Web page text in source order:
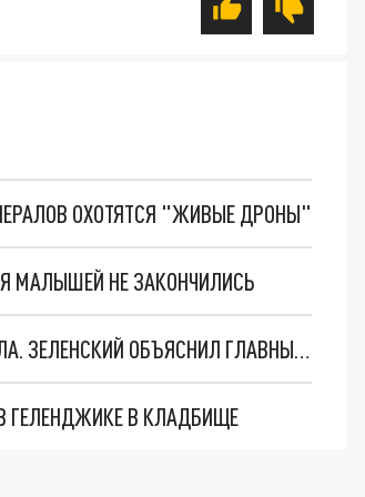
ОХОТЯТСЯ "ЖИВЫЕ ДРОНЫ"
МАЛЫШЕЙ НЕ ЗАКОНЧИЛИСЬ
"МЫ ВАС ЗАСТАВИМ": ЖУТКИЕ ДЕТАЛИ ОХОТЫ НА ГЕНЕРАЛА. ЗЕЛЕНСКИЙ ОБЪЯСНИЛ ГЛАВНЫЙ СМЫСЛ ТЕРАКТА В ЦЕНТРЕ МОСКВЫ
ГЕЛЕНДЖИКЕ В КЛАДБИЩЕ